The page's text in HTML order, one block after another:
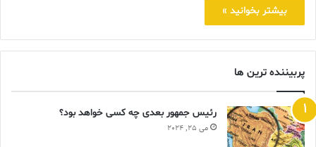
بیشتر بخوانید »
پربیننده ترین ها
رئیس جمهور بعدی چه کسی خواهد بود؟
می 25, 2024